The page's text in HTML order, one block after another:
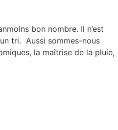
bon nombre. Il n’est
tri. Aussi sommes-nous
la maîtrise de la pluie,